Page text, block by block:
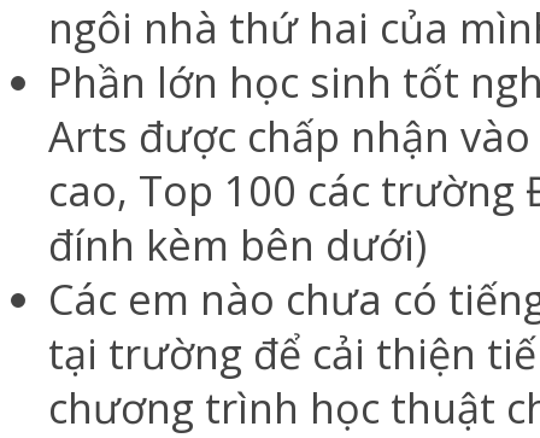
ngôi nhà thứ hai của
Phần lớn học sinh tốt
Arts được chấp nhận
cao, Top 100 các trường
đính kèm bên dưới)
Các em nào chưa có
tại trường để cải thiện
chương trình học thuật